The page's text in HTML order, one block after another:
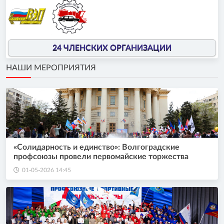
24 ЧЛЕНСКИХ ОРГАНИЗАЦИИ
НАШИ МЕРОПРИЯТИЯ
«Солидарность и единство»: Волгоградские
профсоюзы провели первомайские торжества
01-05-2026 14:45